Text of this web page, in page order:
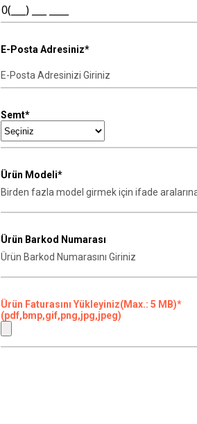
E-Posta Adresiniz*
Semt*
Ürün Modeli*
Ürün Barkod Numarası
Ürün Faturasını Yükleyiniz(Max.: 5 MB)*
(pdf,bmp,gif,png,jpg,jpeg)